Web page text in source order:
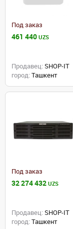
Под заказ
461 440 UZS
Продавец: SHOP-IT
город: Ташкент
Под заказ
32 274 432 UZS
Продавец: SHOP-IT
город: Ташкент